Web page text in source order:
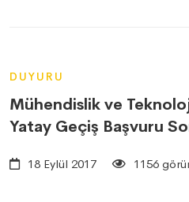
DUYURU
Mühendislik ve
Yatay Geçiş Başvuru
18 Eylül 2017 1156